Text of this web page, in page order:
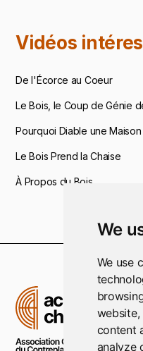
We
We use
content
analyze
Vidéos
De l'Écorce au Coeur
Le Bois, le Coup de Génie
Pourquoi Diable une Maison
Le Bois Prend la Chaise
À Propos du Bois